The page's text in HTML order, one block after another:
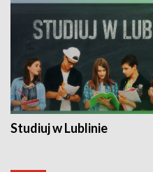
Studiuj w Lublinie